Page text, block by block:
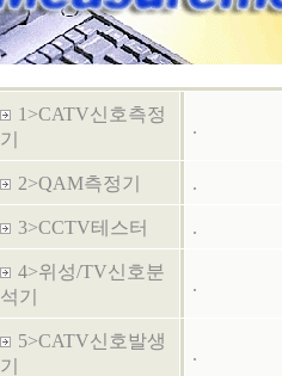
1>CATV신호측정
기
.
2>QAM측정기 .
3>CCTV테스터 .
4>위성/TV신호분
석기
.
5>CATV신호발생
기
.